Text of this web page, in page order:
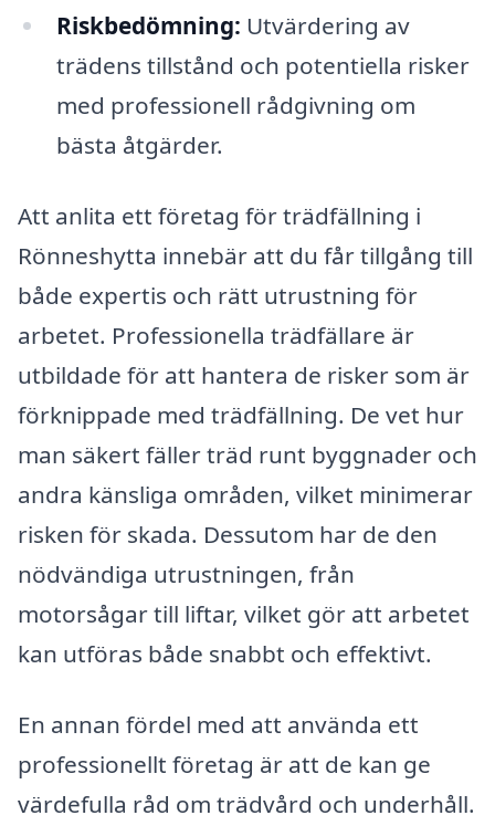
Riskbedömning: Utvärdering av
trädens tillstånd och potentiella risker
med professionell rådgivning om
bästa åtgärder.
Att anlita ett företag för trädfällning i
Rönneshytta innebär att du får tillgång till
både expertis och rätt utrustning för
arbetet. Professionella trädfällare är
utbildade för att hantera de risker som är
förknippade med trädfällning. De vet hur
man säkert fäller träd runt byggnader och
andra känsliga områden, vilket minimerar
risken för skada. Dessutom har de den
nödvändiga utrustningen, från
motorsågar till liftar, vilket gör att arbetet
kan utföras både snabbt och effektivt.
En annan fördel med att använda ett
professionellt företag är att de kan ge
värdefulla råd om trädvård och underhåll.